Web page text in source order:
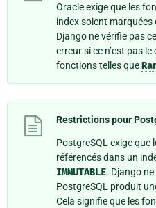
Oracle exige que les
index soient marquées
Django ne vérifie pas
erreur si ce n’est pas
fonctions telles que
Restrictions pour
PostgreSQL exige
référencés dans un
IMMUTABLE. Django
PostgreSQL produit
Cela signifie que les